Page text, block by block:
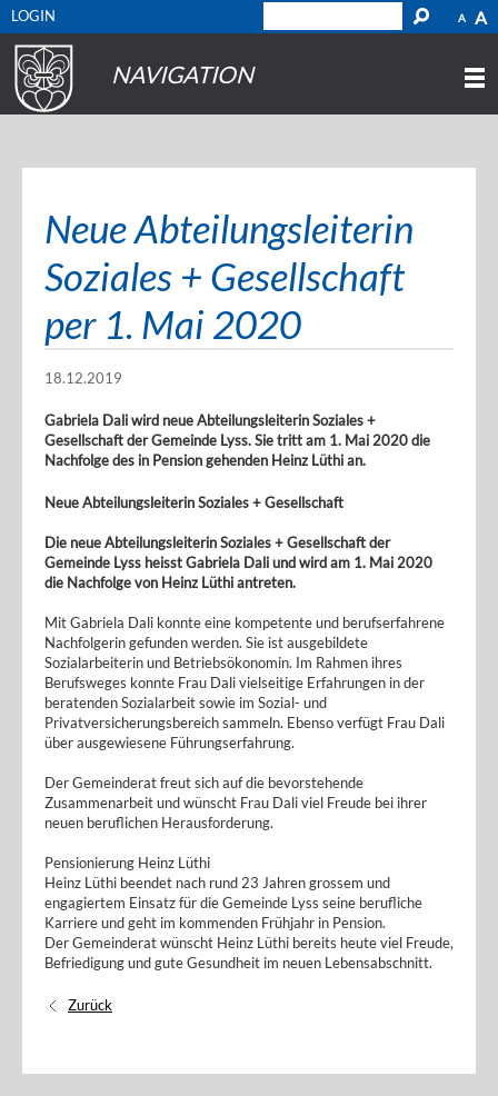
A A
LOGIN
NAVIGATION
Neue Abteilungsleiterin
Soziales + Gesellschaft
per 1. Mai 2020
18.12.2019
Gabriela Dali wird neue Abteilungsleiterin Soziales +
Gesellschaft der Gemeinde Lyss. Sie tritt am 1. Mai 2020 die
Nachfolge des in Pension gehenden Heinz Lüthi an.
Neue Abteilungsleiterin Soziales + Gesellschaft
Die neue Abteilungsleiterin Soziales + Gesellschaft der
Gemeinde Lyss heisst Gabriela Dali und wird am 1. Mai 2020
die Nachfolge von Heinz Lüthi antreten.
Mit Gabriela Dali konnte eine kompetente und berufserfahrene
Nachfolgerin gefunden werden. Sie ist ausgebildete
Sozialarbeiterin und Betriebsökonomin. Im Rahmen ihres
Berufsweges konnte Frau Dali vielseitige Erfahrungen in der
beratenden Sozialarbeit sowie im Sozial- und
Privatversicherungsbereich sammeln. Ebenso verfügt Frau Dali
über ausgewiesene Führungserfahrung.
Der Gemeinderat freut sich auf die bevorstehende
Zusammenarbeit und wünscht Frau Dali viel Freude bei ihrer
neuen beruflichen Herausforderung.
Pensionierung Heinz Lüthi
Heinz Lüthi beendet nach rund 23 Jahren grossem und
engagiertem Einsatz für die Gemeinde Lyss seine berufliche
Karriere und geht im kommenden Frühjahr in Pension.
Der Gemeinderat wünscht Heinz Lüthi bereits heute viel Freude,
Befriedigung und gute Gesundheit im neuen Lebensabschnitt.
Zurück